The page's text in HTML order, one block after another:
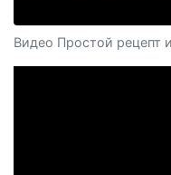
Видео Простой рецепт